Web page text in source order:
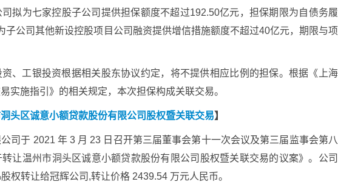
拟为七家控股子公司提供担保额度不超过192.50亿元，担保期限为自债务履
子公司其他新设控股项目公司融资提供增信措施额度不超过40亿元，期限与项
、工银投资根据相关股东协议约定，将不提供相应比例的担保。根据《上海
实施指引》的相关规定，本次担保构成关联交易。
头区诚意小额贷款股份有限公司股权暨关联交易】
司于 2021 年 3 月 23 日召开第三届董事会第十一次会议及第三届监事会第八
让温州市洞头区诚意小额贷款股份有限公司股权暨关联交易的议案》。公司
权转让给冠辉公司,转让价格 2439.54 万元人民币。